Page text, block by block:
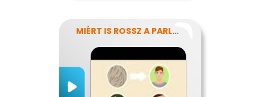
MIÉRT IS ROSSZ A PARLAGFŰ?